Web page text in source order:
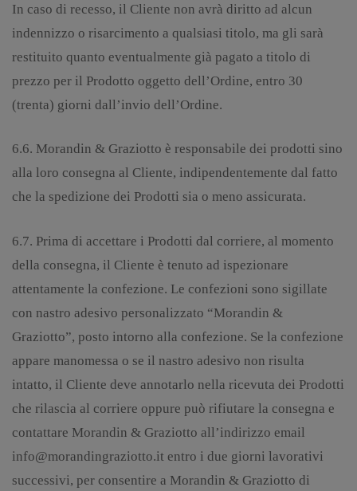
In caso di recesso, il Cliente non avrà diritto ad alcun
indennizzo o risarcimento a qualsiasi titolo, ma gli sarà
restituito quanto eventualmente già pagato a titolo di
prezzo per il Prodotto oggetto dell’Ordine, entro 30
(trenta) giorni dall’invio dell’Ordine.
6.6. Morandin & Graziotto è responsabile dei prodotti sino
alla loro consegna al Cliente, indipendentemente dal fatto
che la spedizione dei Prodotti sia o meno assicurata.
6.7. Prima di accettare i Prodotti dal corriere, al momento
della consegna, il Cliente è tenuto ad ispezionare
attentamente la confezione. Le confezioni sono sigillate
con nastro adesivo personalizzato “Morandin &
Graziotto”, posto intorno alla confezione. Se la confezione
appare manomessa o se il nastro adesivo non risulta
intatto, il Cliente deve annotarlo nella ricevuta dei Prodotti
che rilascia al corriere oppure può rifiutare la consegna e
contattare Morandin & Graziotto all’indirizzo email
info@morandingraziotto.it entro i due giorni lavorativi
successivi, per consentire a Morandin & Graziotto di